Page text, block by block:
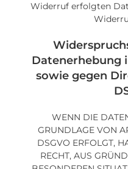
Widerruf erfolgten
Datenerhebung
sowie gegen
WENN DIE
GRUNDLAGE VON
DSGVO ERFOLGT,
RECHT, AUS